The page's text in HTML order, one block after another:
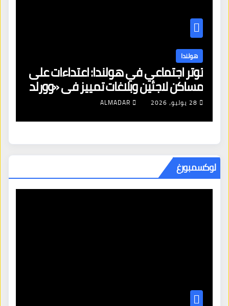
هولندا
توتر اجتماعي في هولندا: اعتداءات على
مساكن لاجئين وبلاغات تمييز في «وورلد
برايد»
28 يوليو، 2026 ALMADAR
لوكسمبورغ